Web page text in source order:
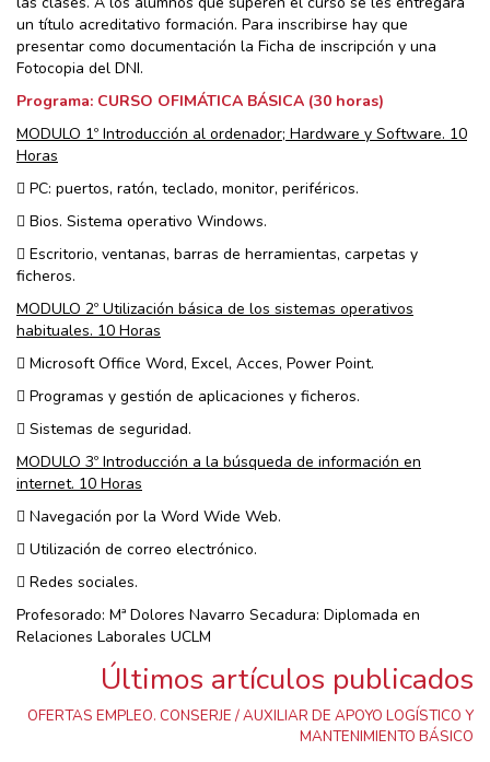
un título acreditativo formación. Para inscribirse hay que
presentar como documentación la Ficha de inscripción y una
Fotocopia del DNI.
Programa: CURSO OFIMÁTICA BÁSICA (30 horas)
MODULO 1º Introducción al ordenador; Hardware y Software. 10
Horas
 PC: puertos, ratón, teclado, monitor, periféricos.
 Bios. Sistema operativo Windows.
 Escritorio, ventanas, barras de herramientas, carpetas y
ficheros.
MODULO 2º Utilización básica de los sistemas operativos
habituales. 10 Horas
 Microsoft Office Word, Excel, Acces, Power Point.
 Programas y gestión de aplicaciones y ficheros.
 Sistemas de seguridad.
MODULO 3º Introducción a la búsqueda de información en
internet. 10 Horas
 Navegación por la Word Wide Web.
 Utilización de correo electrónico.
 Redes sociales.
Profesorado: Mª Dolores Navarro Secadura: Diplomada en
Relaciones Laborales UCLM
Últimos artículos publicados
OFERTAS EMPLEO. CONSERJE / AUXILIAR DE APOYO LOGÍSTICO Y
MANTENIMIENTO BÁSICO